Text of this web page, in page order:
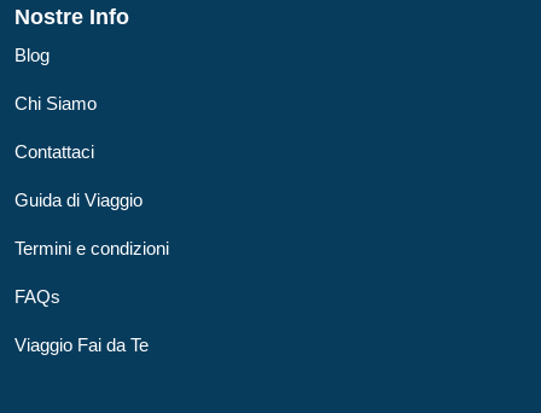
Nostre Info
Blog
Chi Siamo
Contattaci
Guida di Viaggio
Termini e condizioni
FAQs
Viaggio Fai da Te